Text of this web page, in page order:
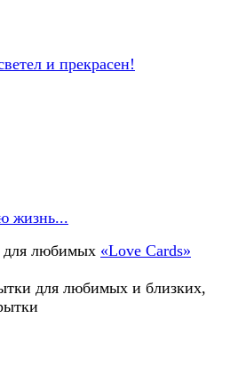
и прекрасен!
жизнь...
любимых «Love Cards»
для любимых и близких,